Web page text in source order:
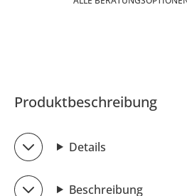
Produktbeschreibung
Details
Beschreibung